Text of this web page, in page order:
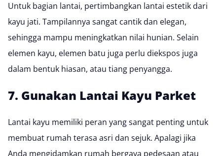
Untuk bagian lantai, pertimbangkan lantai estetik dari
kayu jati. Tampilannya sangat cantik dan elegan,
sehingga mampu meningkatkan nilai hunian. Selain
elemen kayu, elemen batu juga perlu diekspos juga
dalam bentuk hiasan, atau tiang penyangga.
7. Gunakan Lantai Kayu Parket
Lantai kayu memiliki peran yang sangat penting untuk
membuat rumah terasa asri dan sejuk. Apalagi jika
Anda mengidamkan rumah bergaya pedesaan atau